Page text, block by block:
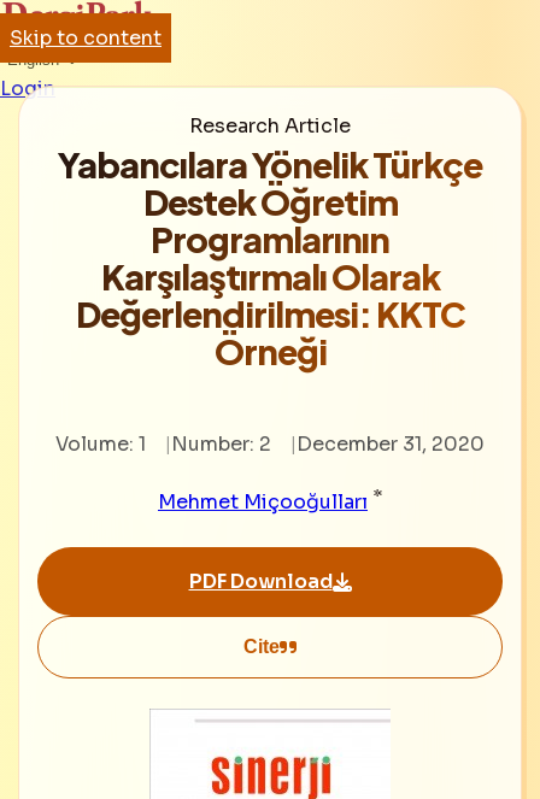
English
Login
Research Article
Yabancılara Yönelik Türkçe
Destek Öğretim
Programlarının
Karşılaştırmalı Olarak
Değerlendirilmesi: KKTC
Örneği
Volume: 1 Number: 2 December 31, 2020
Mehmet Miçooğulları *
PDF Download
Cite
Skip to content